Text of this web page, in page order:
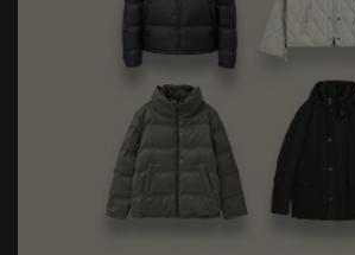
※サイズは弊社規定の採寸によって記載して